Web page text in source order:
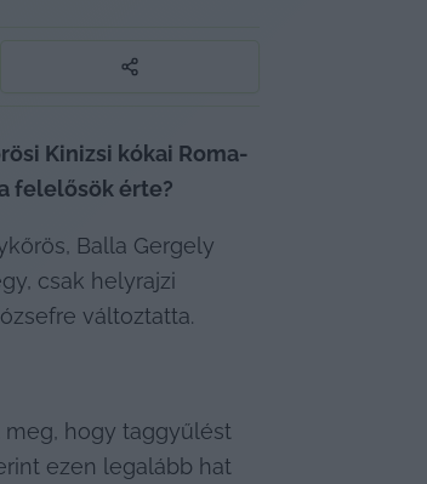
Kinizsi kókai Roma-
felelősök érte?
Balla Gergely
csak helyrajzi
változtatta.
meg, hogy taggyűlést
ezen legalább hat